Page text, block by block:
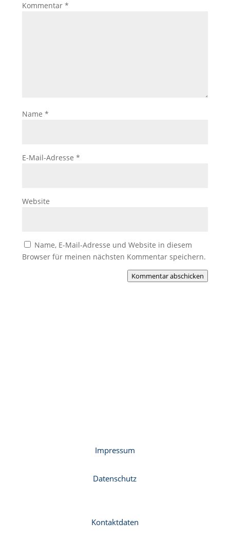
Kommentar *
Name *
E-Mail-Adresse *
Website
Name, E-Mail-Adresse und Website in diesem
Browser für meinen nächsten Kommentar speichern.
Kommentar abschicken
Impressum
Datenschutz
Kontaktdaten